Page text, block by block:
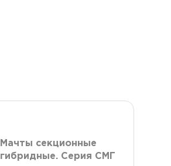
Мачты секционные
гибридные. Серия СМГ